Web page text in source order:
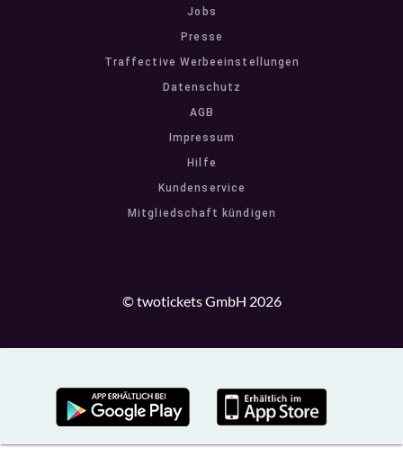
Jobs
Presse
Traffective Werbeeinstellungen
Datenschutz
AGB
Impressum
Hilfe
Kundenservice
Mitgliedschaft kündigen
© twotickets GmbH 2026